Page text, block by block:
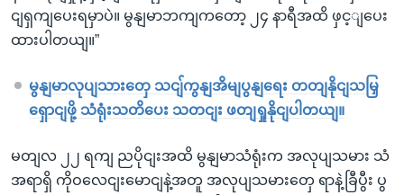
ငျရှကျပေးရမှာပဲ။ မွနျမာဘကျကတော့ ၂၄ နာရီအထိ ဖှင့ျပေး
ထားပါတယျ။”
မွနျမာလုပျသားတှေ သငျ်ကွနျအိမျပွနျရေး တတျနိုငျသမြှ
ရှောငျဖို့ သံရုံးသတိပေး သတငျး ဖတျရှုနိုငျပါတယျ။
မတျလ ၂၂ ရကျ ညပိုငျးအထိ မွနျမာသံရုံးက အလုပျသမား သံ
အရာရှိ ကိုဝလေငျးမောငျနဲ့အတူ အလုပျသမားတှေ ရာနဲ့ခြီပွီး ပွ